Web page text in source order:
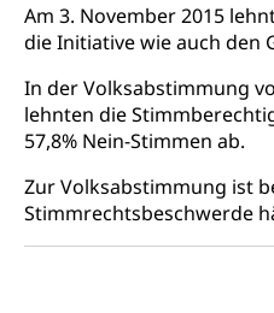
Am 3. November 2015
die Initiative wie auch den
In der Volksabstimmung
lehnten die
57,8% Nein-Stimmen ab.
Zur Volksabstimmung ist
Stimmrechtsbeschwerde
Freiwilliges
Frühe
Frühe
Gesundheit und Soziales
Konsumentenrechte,
Preisüberwachung,